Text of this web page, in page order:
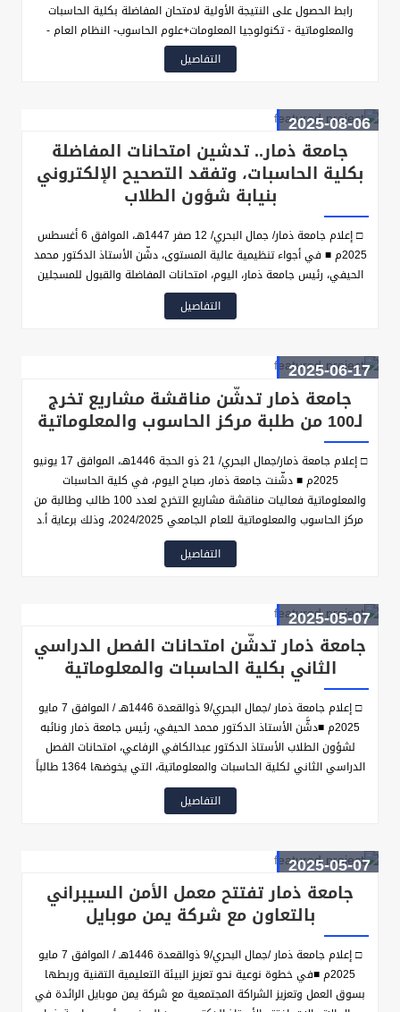
رابط الحصول على النتيجة الأولية لامتحان المفاضلة بكلية الحاسبات
والمعلوماتية - تكنولوجيا المعلومات+علوم الحاسوب- النظام العام -
2026/2025م
التفاصيل
2025-08-06
جامعة ذمار.. تدشين امتحانات المفاضلة
بكلية الحاسبات، وتفقد التصحيح الإلكتروني
بنيابة شؤون الطلاب
□ إعلام جامعة ذمار/ جمال البحري/ 12 صفر 1447هـ، الموافق 6 أغسطس
2025م ■ في أجواء تنظيمية عالية المستوى، دشّن الأستاذ الدكتور محمد
الحيفي، رئيس جامعة ذمار، اليوم، امتحانات المفاضلة والقبول للمسجلين
في (النظام العام) بكلية الحاسبات والمعلوماتية، برفقة نائبه لشؤون
الطلاب الأستاذ الدكتور عبدالكافي الرفاعي، وعميد الكلية الأستاذ الدكتور
التفاصيل
2025-06-17
جامعة ذمار تدشّن مناقشة مشاريع تخرج
لـ100 من طلبة مركز الحاسوب والمعلوماتية
□ إعلام جامعة ذمار/جمال البحري/ 21 ذو الحجة 1446هـ، الموافق 17 يونيو
2025م ■ دشّنت جامعة ذمار، صباح اليوم، في كلية الحاسبات
والمعلوماتية فعاليات مناقشة مشاريع التخرج لعدد 100 طالب وطالبة من
مركز الحاسوب والمعلوماتية للعام الجامعي 2024/2025، وذلك برعاية أ.د
محمد الحيفي رئيس جامعة ذمار ونائبه لشؤون الطلاب أ.د عبدالكافي
الرفاعي، وبحضور نخبة من قيادة الجامعة وأعضاء هيئة التدريس، فضلاً عن
التفاصيل
2025-05-07
جامعة ذمار تدشّن امتحانات الفصل الدراسي
الثاني بكلية الحاسبات والمعلوماتية
□ إعلام جامعة ذمار /جمال البحري/9 ذوالقعدة 1446هـ / الموافق 7 مايو
2025م ■دشَّن الأستاذ الدكتور محمد الحيفي، رئيس جامعة ذمار ونائبه
لشؤون الطلاب الأستاذ الدكتور عبدالكافي الرفاعي، امتحانات الفصل
الدراسي الثاني لكلية الحاسبات والمعلوماتية، التي يخوضها 1364 طالباً
وطالبة من كل المستويات الأكاديمية بالكلية، بحضور عميد الكلية الأستاذ
الدكتور بشير المقالح، ونائبيه الدكتور خالد الحسيني، فضلاً عن أمين عام
التفاصيل
2025-05-07
جامعة ذمار تفتتح معمل الأمن السيبراني
بالتعاون مع شركة يمن موبايل
□ إعلام جامعة ذمار /جمال البحري/9 ذوالقعدة 1446هـ / الموافق 7 مايو
2025م ■في خطوة نوعية نحو تعزيز البيئة التعليمية التقنية وربطها
بسوق العمل وتعزيز الشراكة المجتمعية مع شركة يمن موبايل الرائدة في